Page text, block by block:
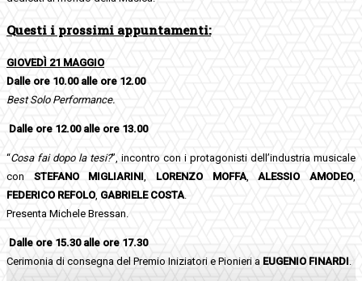
Questi i prossimi appuntamenti:
GIOVEDÌ 21 MAGGIO
Dalle ore 10.00 alle ore 12.00
Best Solo Performance.
Dalle ore 12.00 alle ore 13.00
“Cosa fai dopo la tesi?”, incontro con i protagonisti dell’industria musicale
con STEFANO MIGLIARINI, LORENZO MOFFA,ALESSIO AMODEO,
FEDERICO REFOLO, GABRIELE COSTA.
Presenta Michele Bressan.
Dalle ore 15.30 alle ore 17.30
Cerimonia di consegna del Premio Iniziatori e Pionieri a EUGENIO FINARDI.